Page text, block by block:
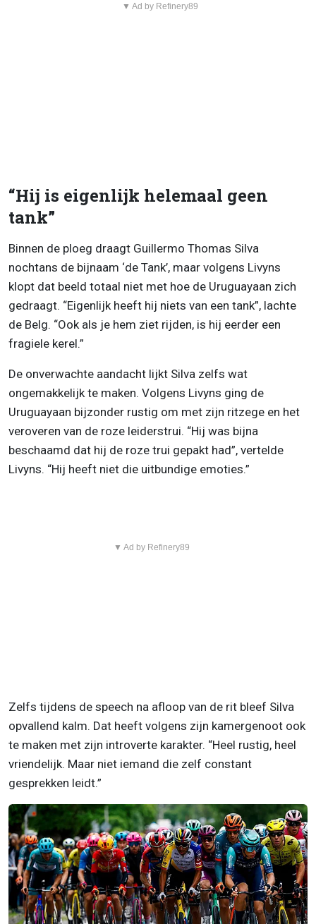
▼ Ad by Refinery89
“Hij is eigenlijk helemaal geen
tank”
Binnen de ploeg draagt Guillermo Thomas Silva
nochtans de bijnaam ‘de Tank’, maar volgens Livyns
klopt dat beeld totaal niet met hoe de Uruguayaan zich
gedraagt. “Eigenlijk heeft hij niets van een tank”, lachte
de Belg. “Ook als je hem ziet rijden, is hij eerder een
fragiele kerel.”
De onverwachte aandacht lijkt Silva zelfs wat
ongemakkelijk te maken. Volgens Livyns ging de
Uruguayaan bijzonder rustig om met zijn ritzege en het
veroveren van de roze leiderstrui. “Hij was bijna
beschaamd dat hij de roze trui gepakt had”, vertelde
Livyns. “Hij heeft niet die uitbundige emoties.”
▼ Ad by Refinery89
Zelfs tijdens de speech na afloop van de rit bleef Silva
opvallend kalm. Dat heeft volgens zijn kamergenoot ook
te maken met zijn introverte karakter. “Heel rustig, heel
vriendelijk. Maar niet iemand die zelf constant
gesprekken leidt.”